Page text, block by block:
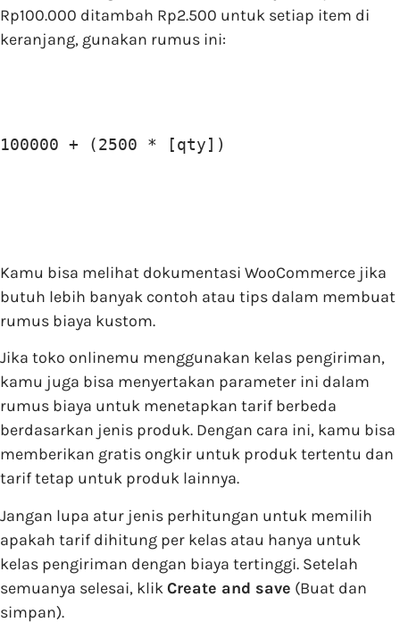
Rp100.000 ditambah Rp2.500 untuk setiap item di
keranjang, gunakan rumus ini:
100000 + (2500 * [qty])
Kamu bisa melihat dokumentasi WooCommerce jika
butuh lebih banyak contoh atau tips dalam membuat
rumus biaya kustom.
Jika toko onlinemu menggunakan kelas pengiriman,
kamu juga bisa menyertakan parameter ini dalam
rumus biaya untuk menetapkan tarif berbeda
berdasarkan jenis produk. Dengan cara ini, kamu bisa
memberikan gratis ongkir untuk produk tertentu dan
tarif tetap untuk produk lainnya.
Jangan lupa atur jenis perhitungan untuk memilih
apakah tarif dihitung per kelas atau hanya untuk
kelas pengiriman dengan biaya tertinggi. Setelah
semuanya selesai, klikCreate and save (Buat dan
simpan).